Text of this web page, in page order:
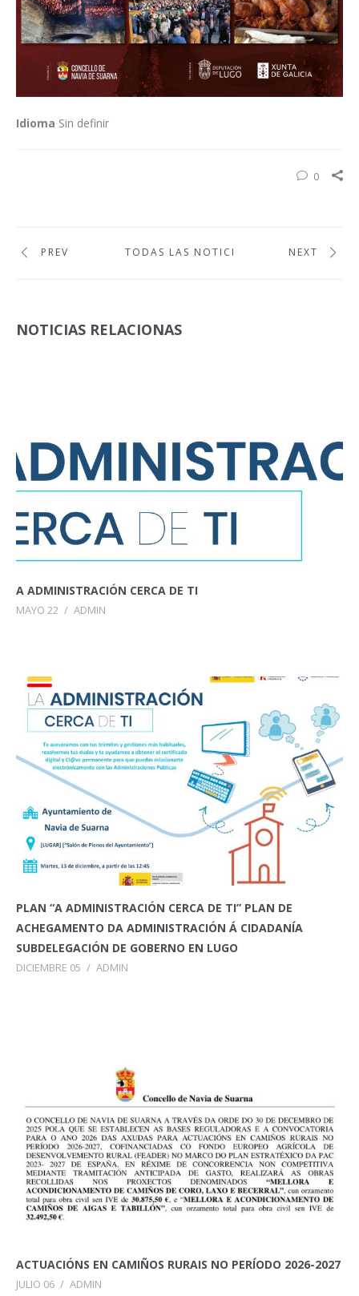
Idioma Sin definir
0
PREV TODAS LAS NOTICIAS NEXT
NOTICIAS RELACIONAS
A ADMINISTRACIÓN CERCA DE TI
MAYO 22 / ADMIN
PLAN “A ADMINISTRACIÓN CERCA DE TI” PLAN DE
ACHEGAMENTO DA ADMINISTRACIÓN Á CIDADANÍA
SUBDELEGACIÓN DE GOBERNO EN LUGO
DICIEMBRE 05 / ADMIN
ACTUACIÓNS EN CAMIÑOS RURAIS NO PERÍODO 2026-2027
JULIO 06 / ADMIN